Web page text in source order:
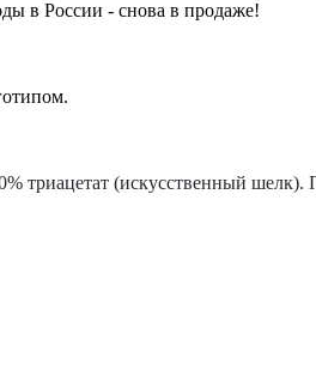
в России - снова в продаже!
триацетат (искусственный